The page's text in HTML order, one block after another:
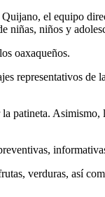
el equipo
niñas, niños y
oaxaqueños.
representativos de
patineta. Asimismo,
verduras, así